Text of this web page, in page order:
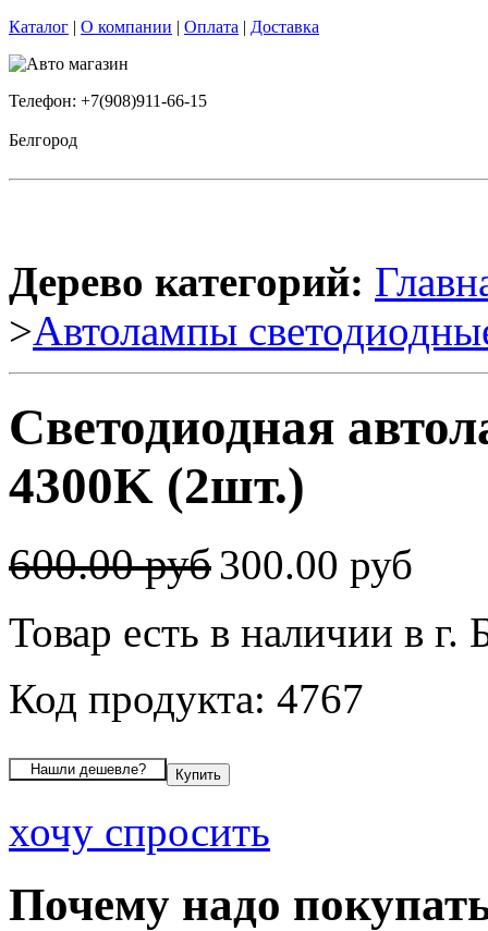
Каталог | О компании | Оплата | Доставка
Телефон: +7(908)911-66-15
Белгород
Дерево категорий:
>Автолампы
Светодиодная
4300K (2шт.)
600.00 руб300.00 руб
Товар есть в наличии в г.
Код продукта: 4767
хочу спросить
Почему надо